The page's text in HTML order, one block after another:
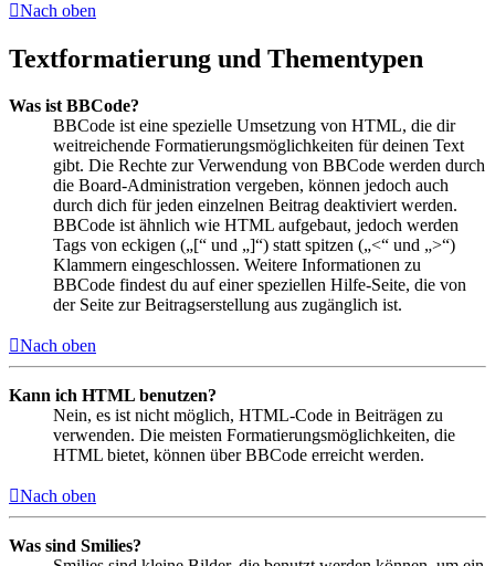
Nach oben
Textformatierung und Thementypen
Was ist BBCode?
BBCode ist eine spezielle Umsetzung von HTML, die dir
weitreichende Formatierungsmöglichkeiten für deinen Text
gibt. Die Rechte zur Verwendung von BBCode werden durch
die Board-Administration vergeben, können jedoch auch
durch dich für jeden einzelnen Beitrag deaktiviert werden.
BBCode ist ähnlich wie HTML aufgebaut, jedoch werden
Tags von eckigen („[“ und „]“) statt spitzen („<“ und „>“)
Klammern eingeschlossen. Weitere Informationen zu
BBCode findest du auf einer speziellen Hilfe-Seite, die von
der Seite zur Beitragserstellung aus zugänglich ist.
Nach oben
Kann ich HTML benutzen?
Nein, es ist nicht möglich, HTML-Code in Beiträgen zu
verwenden. Die meisten Formatierungsmöglichkeiten, die
HTML bietet, können über BBCode erreicht werden.
Nach oben
Was sind Smilies?